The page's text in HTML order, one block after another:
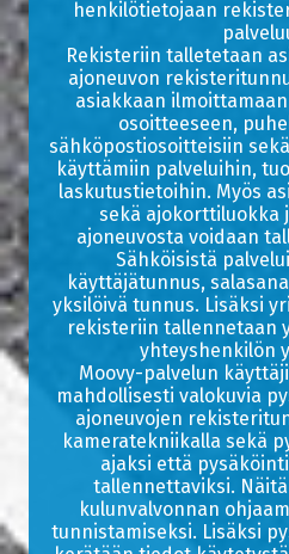
henkilötietojaan
Rekisteriin talletetaan
ajoneuvon
asiakkaan
osoitteeseen,
sähköpostiosoitteisiin
käyttämiin palveluihin,
laskutustietoihin. Myös
sekä ajokorttiluokka
ajoneuvosta voidaan
Sähköisistä
käyttäjätunnus,
yksilöivä tunnus. Lisäksi
rekisteriin tallennetaan
yhteyshenkilön
Moovy-palvelun
mahdollisesti valokuvia
ajoneuvojen
kameratekniikalla sekä
ajaksi että
tallennettaviksi.
kulunvalvonnan
tunnistamiseksi. Lisäksi